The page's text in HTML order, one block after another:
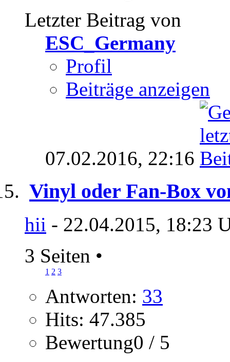
Letzter Beitrag von
ESC_Germany
Profil
Beiträge anzeigen
07.02.2016, 22:16
Vinyl oder Fan-Box
hii - 22.04.2015, 18:23
3 Seiten •
1 2 3
Antworten: 33
Hits: 47.385
Bewertung0 / 5